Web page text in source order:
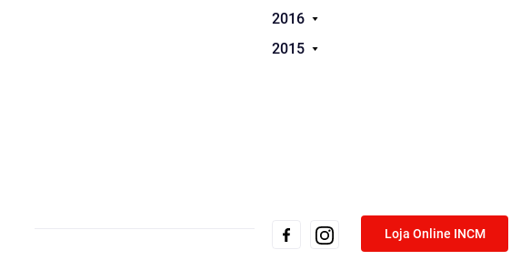
2016
2015
Loja Online INCM